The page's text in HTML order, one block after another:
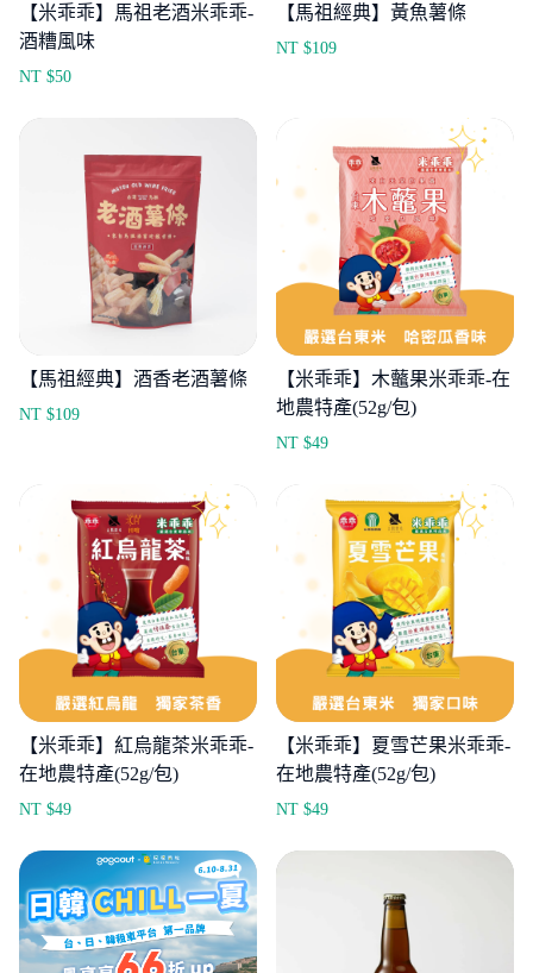
【米乖乖】馬祖老酒米乖乖-
酒糟風味
NT $50
【馬祖經典】黃魚薯條
NT $109
【馬祖經典】酒香老酒薯條
NT $109
【米乖乖】木虌果米乖乖-在
地農特產(52g/包)
NT $49
【米乖乖】紅烏龍茶米乖乖-
在地農特產(52g/包)
NT $49
【米乖乖】夏雪芒果米乖乖-
在地農特產(52g/包)
NT $49